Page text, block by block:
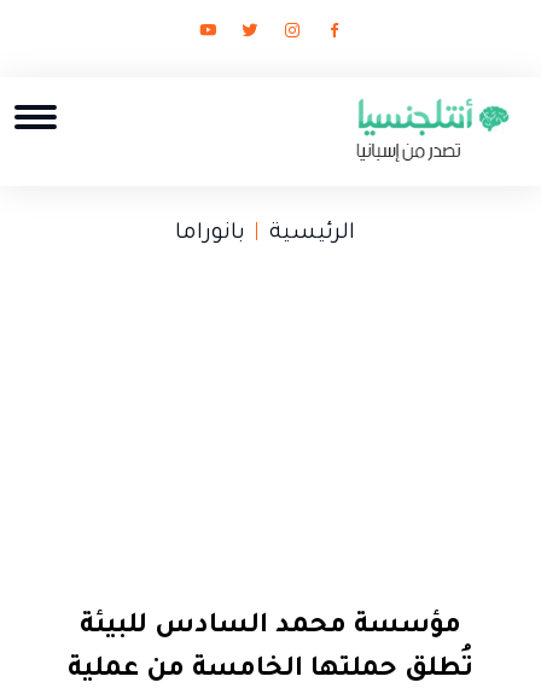
الرئيسية بانوراما
مؤسسة محمد السادس للبيئة
تُطلق حملتها الخامسة من عملية